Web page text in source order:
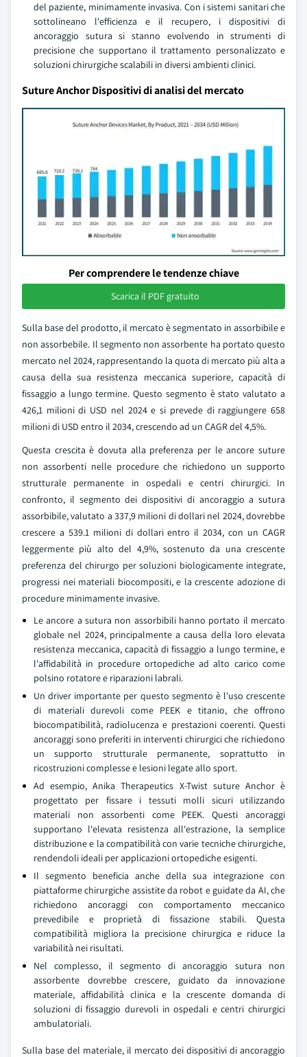
del paziente, minimamente invasiva. Con i sistemi sanitari che
sottolineano l'efficienza e il recupero, i dispositivi di
ancoraggio sutura si stanno evolvendo in strumenti di
precisione che supportano il trattamento personalizzato e
soluzioni chirurgiche scalabili in diversi ambienti clinici.
Suture Anchor Dispositivi di analisi del mercato
Per comprendere le tendenze chiave
Scarica il PDF gratuito
Sulla base del prodotto, il mercato è segmentato in assorbibile e
non assorbebile. Il segmento non assorbente ha portato questo
mercato nel 2024, rappresentando la quota di mercato più alta a
causa della sua resistenza meccanica superiore, capacità di
fissaggio a lungo termine. Questo segmento è stato valutato a
426,1 milioni di USD nel 2024 e si prevede di raggiungere 658
milioni di USD entro il 2034, crescendo ad un CAGR del 4,5%.
Questa crescita è dovuta alla preferenza per le ancore suture
non assorbenti nelle procedure che richiedono un supporto
strutturale permanente in ospedali e centri chirurgici. In
confronto, il segmento dei dispositivi di ancoraggio a sutura
assorbibile, valutato a 337,9 milioni di dollari nel 2024, dovrebbe
crescere a 539.1 milioni di dollari entro il 2034, con un CAGR
leggermente più alto del 4,9%, sostenuto da una crescente
preferenza del chirurgo per soluzioni biologicamente integrate,
progressi nei materiali biocompositi, e la crescente adozione di
procedure minimamente invasive.
Le ancore a sutura non assorbibili hanno portato il mercato
globale nel 2024, principalmente a causa della loro elevata
resistenza meccanica, capacità di fissaggio a lungo termine, e
l'affidabilità in procedure ortopediche ad alto carico come
polsino rotatore e riparazioni labrali.
Un driver importante per questo segmento è l'uso crescente
di materiali durevoli come PEEK e titanio, che offrono
biocompatibilità, radiolucenza e prestazioni coerenti. Questi
ancoraggi sono preferiti in interventi chirurgici che richiedono
un supporto strutturale permanente, soprattutto in
ricostruzioni complesse e lesioni legate allo sport.
Ad esempio, Anika Therapeutics X-Twist suture Anchor è
progettato per fissare i tessuti molli sicuri utilizzando
materiali non assorbenti come PEEK. Questi ancoraggi
supportano l'elevata resistenza all'estrazione, la semplice
distribuzione e la compatibilità con varie tecniche chirurgiche,
rendendoli ideali per applicazioni ortopediche esigenti.
Il segmento beneficia anche della sua integrazione con
piattaforme chirurgiche assistite da robot e guidate da AI, che
richiedono ancoraggi con comportamento meccanico
prevedibile e proprietà di fissazione stabili. Questa
compatibilità migliora la precisione chirurgica e riduce la
variabilità nei risultati.
Nel complesso, il segmento di ancoraggio sutura non
assorbente dovrebbe crescere, guidato da innovazione
materiale, affidabilità clinica e la crescente domanda di
soluzioni di fissaggio durevoli in ospedali e centri chirurgici
ambulatoriali.
Sulla base del materiale, il mercato dei dispositivi di ancoraggio